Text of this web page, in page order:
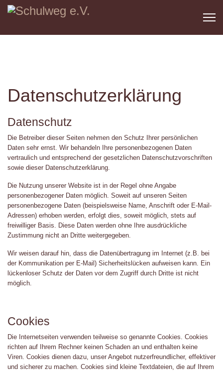
Datenschutzerklärung
Datenschutz
Die Betreiber dieser Seiten nehmen den Schutz Ihrer persönlichen
Daten sehr ernst. Wir behandeln Ihre personenbezogenen Daten
vertraulich und entsprechend der gesetzlichen Datenschutzvorschriften
sowie dieser Datenschutzerklärung.
Die Nutzung unserer Website ist in der Regel ohne Angabe
personenbezogener Daten möglich. Soweit auf unseren Seiten
personenbezogene Daten (beispielsweise Name, Anschrift oder E-Mail-
Adressen) erhoben werden, erfolgt dies, soweit möglich, stets auf
freiwilliger Basis. Diese Daten werden ohne Ihre ausdrückliche
Zustimmung nicht an Dritte weitergegeben.
Wir weisen darauf hin, dass die Datenübertragung im Internet (z.B. bei
der Kommunikation per E-Mail) Sicherheitslücken aufweisen kann. Ein
lückenloser Schutz der Daten vor dem Zugriff durch Dritte ist nicht
möglich.
Cookies
Die Internetseiten verwenden teilweise so genannte Cookies. Cookies
richten auf Ihrem Rechner keinen Schaden an und enthalten keine
Viren. Cookies dienen dazu, unser Angebot nutzerfreundlicher, effektiver
und sicherer zu machen. Cookies sind kleine Textdateien, die auf Ihrem